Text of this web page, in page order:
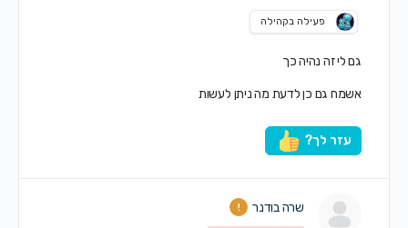
פעילה בקהילה
גם לי זה נהיה כך
אשמח גם כן לדעת מה ניתן לעשות
עזר לך?
שרה בודנר